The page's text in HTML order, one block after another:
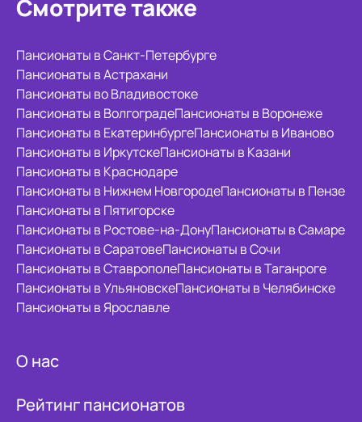
Смотрите также
Пансионаты в Санкт-Петербурге
Пансионаты в Астрахани
Пансионаты во Владивостоке
Пансионаты в ВолгоградеПансионаты в Воронеже
Пансионаты в ЕкатеринбургеПансионаты в Иваново
Пансионаты в ИркутскеПансионаты в Казани
Пансионаты в Краснодаре
Пансионаты в Нижнем НовгородеПансионаты в Пензе
Пансионаты в Пятигорске
Пансионаты в Ростове-на-ДонуПансионаты в Самаре
Пансионаты в СаратовеПансионаты в Сочи
Пансионаты в СтаврополеПансионаты в Таганроге
Пансионаты в УльяновскеПансионаты в Челябинске
Пансионаты в Ярославле
О нас
Рейтинг пансионатов